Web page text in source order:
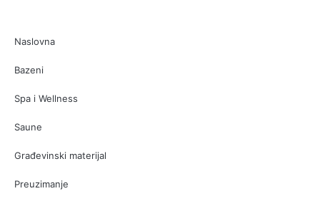
Naslovna
Bazeni
Spa i Wellness
Saune
Građevinski materijal
Preuzimanje